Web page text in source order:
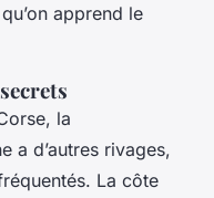
apprend le
la
a d’autres rivages,
La côte